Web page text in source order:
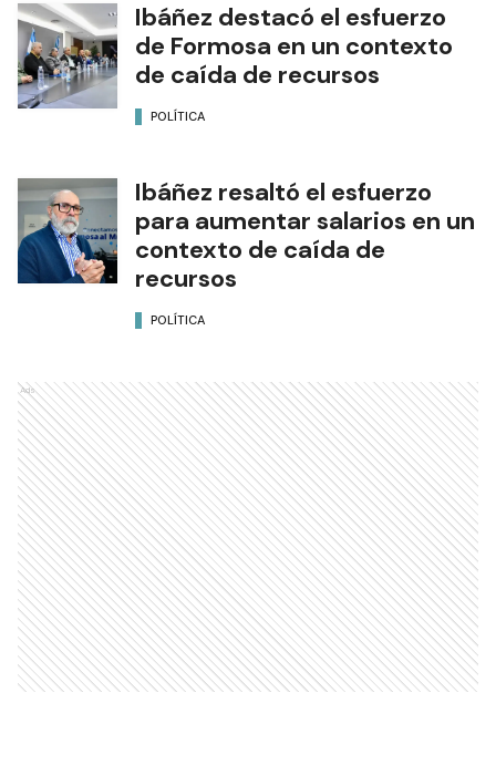
Ibáñez destacó el esfuerzo
de Formosa en un contexto
de caída de recursos
POLÍTICA
Ibáñez resaltó el esfuerzo
para aumentar salarios en un
contexto de caída de
recursos
POLÍTICA
Ads